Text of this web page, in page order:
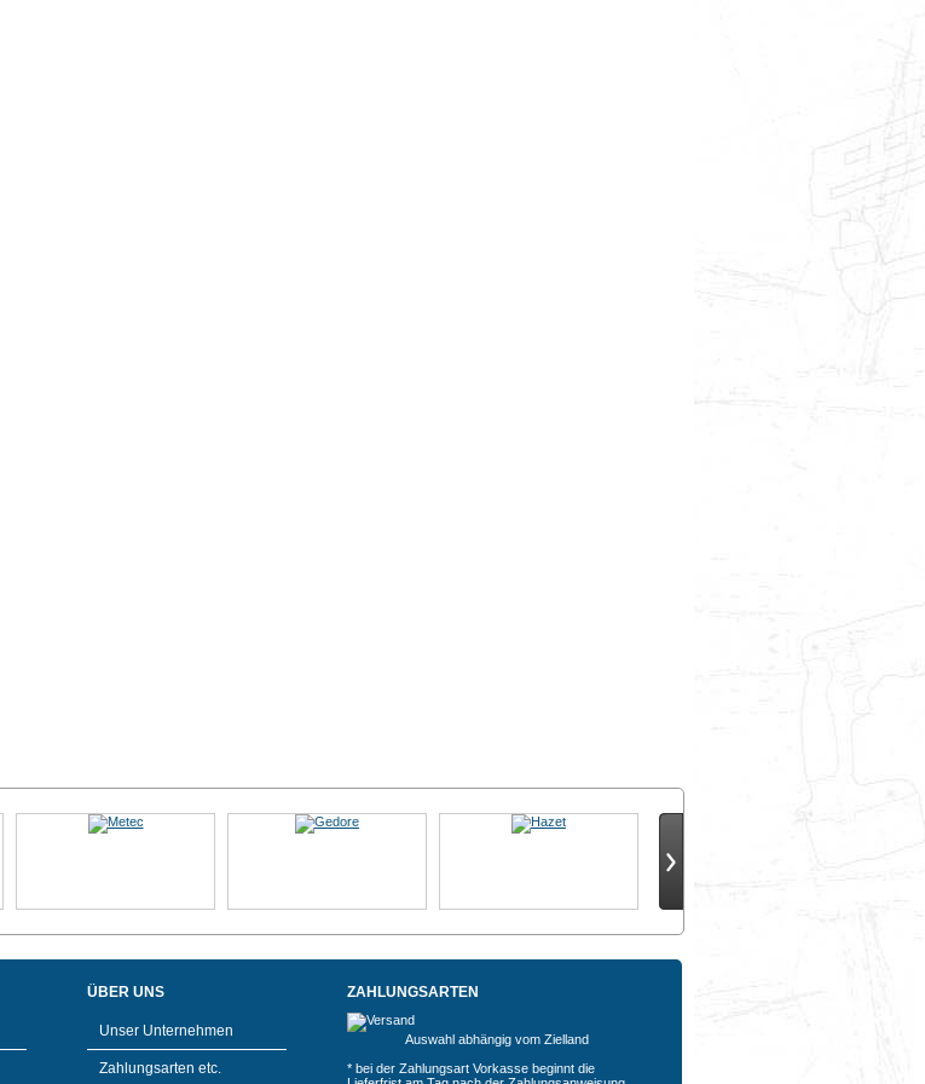
ÜBER UNS
Unser Unternehmen
Zahlungsarten etc.
ZAHLUNGSARTEN
Auswahl abhängig vom Zielland
* bei der Zahlungsart Vorkasse beginnt die